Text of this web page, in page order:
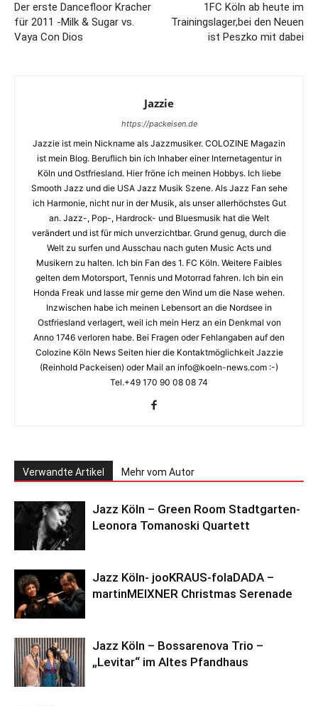
Der erste Dancefloor Kracher
für 2011 -Milk & Sugar vs.
Vaya Con Dios
1FC Köln ab heute im
Trainingslager,bei den Neuen
ist Peszko mit dabei
Jazzie
https://packeisen.de
Jazzie ist mein Nickname als Jazzmusiker. COLOZINE Magazin
ist mein Blog. Beruflich bin ich Inhaber einer Internetagentur in
Köln und Ostfriesland. Hier fröne ich meinen Hobbys. Ich liebe
Smooth Jazz und die USA Jazz Musik Szene. Als Jazz Fan sehe
ich Harmonie, nicht nur in der Musik, als unser allerhöchstes Gut
an. Jazz-, Pop-, Hardrock- und Bluesmusik hat die Welt
verändert und ist für mich unverzichtbar. Grund genug, durch die
Welt zu surfen und Ausschau nach guten Music Acts und
Musikern zu halten. Ich bin Fan des 1. FC Köln. Weitere Faibles
gelten dem Motorsport, Tennis und Motorrad fahren. Ich bin ein
Honda Freak und lasse mir gerne den Wind um die Nase wehen.
Inzwischen habe ich meinen Lebensort an die Nordsee in
Ostfriesland verlagert, weil ich mein Herz an ein Denkmal von
Anno 1746 verloren habe. Bei Fragen oder Fehlangaben auf den
Colozine Köln News Seiten hier die Kontaktmöglichkeit Jazzie
(Reinhold Packeisen) oder Mail an info@koeln-news.com :-)
Tel.+49 170 90 08 08 74
Verwandte Artikel Mehr vom Autor
Jazz Köln – Green Room Stadtgarten-
Leonora Tomanoski Quartett
Jazz Köln- jooKRAUS-folaDADA –
martinMEIXNER Christmas Serenade
Jazz Köln – Bossarenova Trio –
„Levitar“ im Altes Pfandhaus